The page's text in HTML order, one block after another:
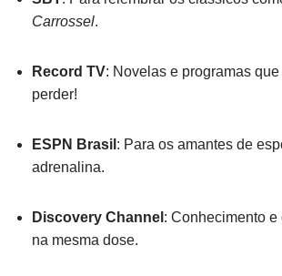
Carrossel.
Record TV: Novelas e programas
perder!
ESPN Brasil : Para os amantes de
adrenalina.
Discovery Channel : Conhecimento
na mesma dose.